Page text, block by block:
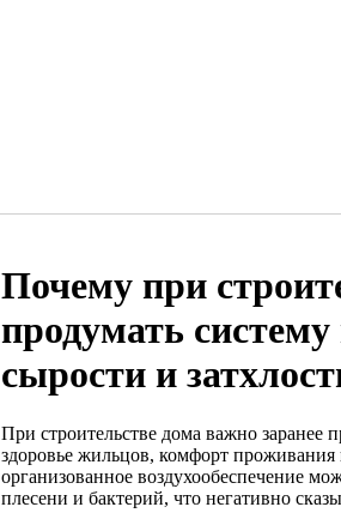
Почему при
продумать
сырости и
При строительстве дома важно заранее
здоровье жильцов, комфорт проживания
организованное воздухообеспечение
плесени и бактерий, что негативно